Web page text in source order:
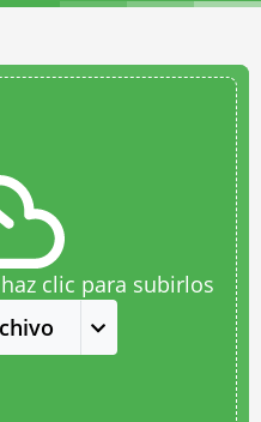
clic para subirlos